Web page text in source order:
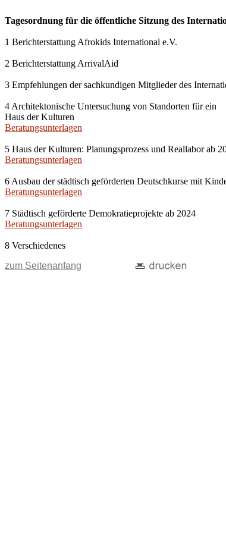
Tagesordnung für die öffentliche Sitzung des
1 Berichterstattung Afrokids International e.V.
2 Berichterstattung ArrivalAid
3 Empfehlungen der sachkundigen Mitglieder des
4 Architektonische Untersuchung von Standorten für ein
Haus der Kulturen
Beratungsunterlagen
5 Haus der Kulturen: Planungsprozess und Reallabor ab
Beratungsunterlagen
6 Ausbau der städtisch geförderten Deutschkurse mit
Beratungsunterlagen
7 Städtisch geförderte Demokratieprojekte ab 2024
Beratungsunterlagen
8 Verschiedenes
zum Seitenanfang